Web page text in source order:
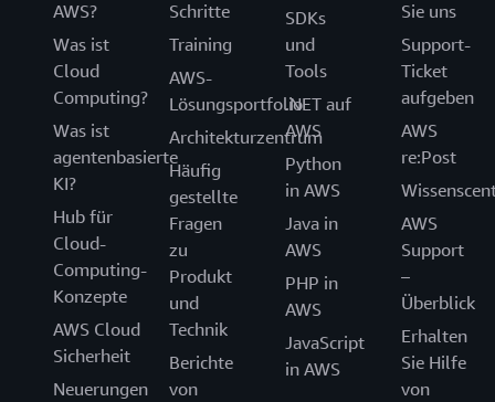
AWS?
Was ist
Cloud
Computing?
Was ist
agentenbasierte
KI?
Hub für
Cloud-
Computing-
Konzepte
AWS Cloud
Sicherheit
Neuerungen
Schritte
Training
AWS-
Lösungsportfolio
Architekturzentrum
Häufig
gestellte
Fragen
zu
Produkt
und
Technik
Berichte
von
SDKs
und
Tools
.NET auf
AWS
Python
in AWS
Java in
AWS
PHP in
AWS
JavaScript
in AWS
Sie uns
Support-
Ticket
aufgeben
AWS
re:Post
AWS
Support
–
Überblick
Erhalten
Sie Hilfe
von